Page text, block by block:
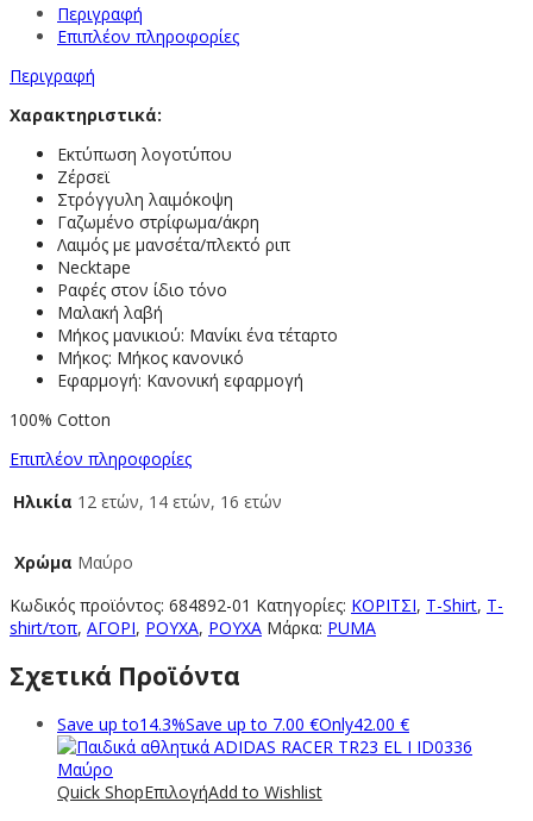
Περιγραφή
Επιπλέον πληροφορίες
Περιγραφή
Χαρακτηριστικά:
Εκτύπωση λογοτύπου
Ζέρσεϊ
Στρόγγυλη λαιμόκοψη
Γαζωμένο στρίφωμα/άκρη
Λαιμός με μανσέτα/πλεκτό ριπ
Necktape
Ραφές στον ίδιο τόνο
Μαλακή λαβή
Μήκος μανικιού: Μανίκι ένα τέταρτο
Μήκος: Μήκος κανονικό
Εφαρμογή: Κανονική εφαρμογή
100% Cotton
Επιπλέον πληροφορίες
Ηλικία 12 ετών, 14 ετών, 16 ετών
Χρώμα Μαύρο
Κωδικός προϊόντος: 684892-01 Κατηγορίες: ΚΟΡΙΤΣΙ, T-Shirt, T-
shirt/τοπ, ΑΓΟΡΙ, ΡΟΥΧΑ, ΡΟΥΧΑ Μάρκα: PUMA
Σχετικά Προϊόντα
Save up to14.3%Save up to 7.00 €Only42.00 €
Quick ShopΕπιλογήAdd to Wishlist